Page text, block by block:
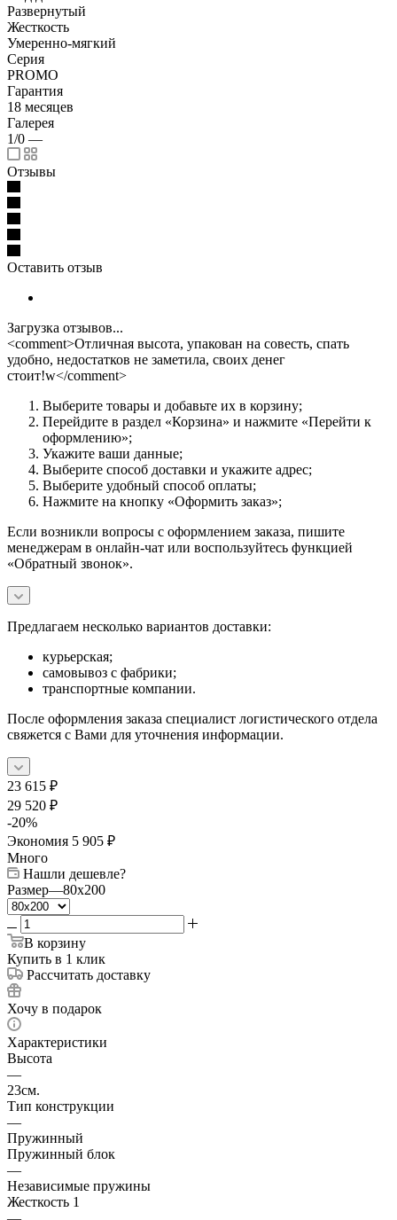
Развернутый
Жесткость
Умеренно-мягкий
Серия
PROMO
Гарантия
18 месяцев
Галерея
1/0 —
Отзывы
Оставить отзыв
Загрузка отзывов...
<comment>Отличная высота, упакован на совесть, спать
удобно, недостатков не заметила, своих денег
стоит!w</comment>
Выберите товары и добавьте их в корзину;
Перейдите в раздел «Корзина» и нажмите «Перейти к
оформлению»;
Укажите ваши данные;
Выберите способ доставки и укажите адрес;
Выберите удобный способ оплаты;
Нажмите на кнопку «Оформить заказ»;
Если возникли вопросы с оформлением заказа, пишите
менеджерам в онлайн-чат или воспользуйтесь функцией
«Обратный звонок».
Предлагаем несколько вариантов доставки:
курьерская;
самовывоз с фабрики;
транспортные компании.
После оформления заказа специалист логистического отдела
свяжется с Вами для уточнения информации.
23 615 ₽
29 520 ₽
-20%
Экономия 5 905 ₽
Много
Нашли дешевле?
Размер—80x200
В корзину
Купить в 1 клик
Рассчитать доставку
Хочу в подарок
Характеристики
Высота
—
23см.
Тип конструкции
—
Пружинный
Пружинный блок
—
Независимые пружины
Жесткость 1